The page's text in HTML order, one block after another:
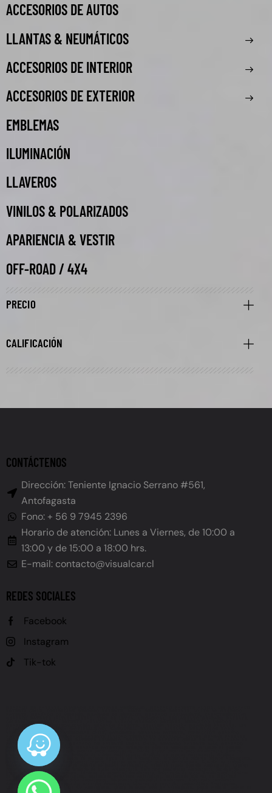
ACCESORIOS DE AUTOS
LLANTAS & NEUMÁTICOS
ACCESORIOS DE INTERIOR
ACCESORIOS DE EXTERIOR
EMBLEMAS
ILUMINACIÓN
LLAVEROS
VINILOS & POLARIZADOS
APARIENCIA & VESTIR
OFF-ROAD / 4X4
PRECIO
CALIFICACIÓN
CONTÁCTENOS
Dirección: Teniente Ignacio Serrano #561,
Antofagasta
Fono: + 56 9 7945 2396
Horario de atención: Lunes a Viernes, de 10:00 a
13:00 y de 15:00 a 18:00 hrs.
E-mail: contacto@visualcar.cl
REDES SOCIALES
Facebook
Instagram
Tik-tok
GRABADO PATENTE, FISCALIZACIÓN GRABADO PATENTE, REVISIÓN TÉCNICA GRABADO PATENTE, LEY
21.601, LEY DE TRÁNSITO (MODIFICACIÓN), NORMATIVA GRABADO PATENTE, PREVENCIÓN ROBO
VEHÍCULOS, SEGURIDAD VEHICULAR CHILE, SANCIONES GRABADO PATENTE, INFRACCIÓN GRABADO
PATENTE, UTM MULTA GRABADO PATENTE (UNIDAD TRIBUTARIA MENSUAL), DÓNDE GRABAR PATENTE
AUTO CHILE, CÓMO GRABAR PATENTE VEHÍCULO, GRABADO DE PATENTE CERCA DE MÍ, GRABADO DE
PATENTE PRECIOS CHILE, GRABADO DE PATENTE LEGAL CHILE, GRABADO PATENTE 2024, GRABADO
PATENTE 2025, PLAZO FINAL GRABADO PATENTE, Grabado de patente Antofagasta, Grabado de patente
vehículos Antofagasta, Grabado patente autos Antofagasta, Dónde grabar patente auto Antofagasta, Servicio
grabado patente Antofagasta, Grabado de vidrios Antofagasta, Grabado de espejos Antofagasta, Grabado
permanente Antofagasta, Grabado de patente cerca de mí Antofagasta, Grabado de patente precios Antofagasta,
Grabado patente vehículo Antofagasta precios, Lugares para grabar patente Antofagasta, Cumplir ley grabado
patente Antofagasta, Grabado de patente obligatorio Antofagasta, Necesito grabar patente Antofagasta, Urgente
grabado), Polarizado Antofagasta, Láminas de seguridad Antofagasta, Polarizado de autos Antofagasta, Láminas
de seguridad para autos Antofagasta, Instalación polarizado Antofagasta, Instalación láminas de seguridad
Antofagasta, Polarizado de vidrios Antofagasta, Polarizado profesional Antofagasta, Polarizado certificado
Antofagasta, Láminas de seguridad antirrobo Antofagasta, Láminas de seguridad antivandálico Antofagasta,
Láminas de seguridad con filtro UV Antofagasta, Dónde polarizar auto en Antofagasta, Dónde instalar láminas de
seguridad en Antofagasta, Precio polarizado auto Antofagasta, Precio láminas de seguridad auto, Antofagasta,